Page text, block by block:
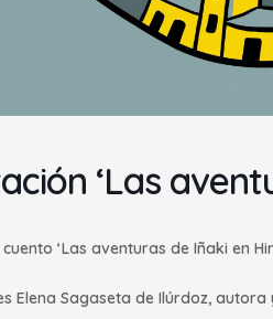
‘Las
‘Las aventuras de Iñaki en
Elena Sagaseta de Ilúrdoz,